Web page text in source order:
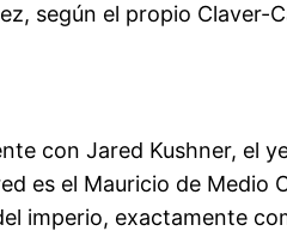
según el propio
con Jared Kushner, el
es el Mauricio de
imperio, exactamente